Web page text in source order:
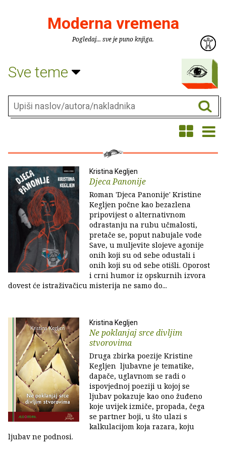
Moderna vremena
Pogledaj... sve je puno knjiga.
Sve teme
Kristina Kegljen
Djeca Panonije
Roman 'Djeca Panonije' Kristine
Kegljen počne kao bezazlena
pripovijest o alternativnom
odrastanju na rubu učmalosti,
pretače se, poput nabujale vode
Save, u muljevite slojeve agonije
onih koji su od sebe odustali i
onih koji su od sebe otišli. Oporost
i crni humor iz opskurnih izvora
dovest će istraživačicu misterija ne samo do...
Kristina Kegljen
Ne poklanjaj srce divljim
stvorovima
Druga zbirka poezije Kristine
Kegljen ljubavne je tematike,
dapače, uglavnom se radi o
ispovjednoj poeziji u kojoj se
ljubav pokazuje kao ono žuđeno
koje uvijek izmiče, propada, čega
se partner boji, u što ulazi s
kalkulacijom koja razara, koju
ljubav ne podnosi.